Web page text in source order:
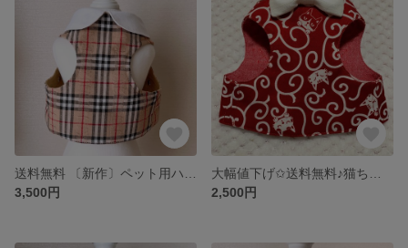
3,500円
2,500円